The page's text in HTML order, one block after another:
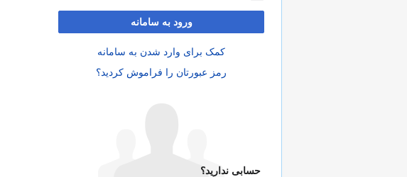
ورود به سامانه
کمک برای وارد شدن به سامانه
رمز عبورتان را فراموش کردید؟
حسابی ندارید؟